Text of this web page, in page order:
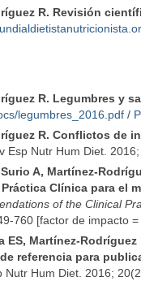
R. Revisión
R. Legumbres y
legumbres_2016.pdf /
R. Conflictos de
Esp Nutr Hum Diet.
A, Martínez-
Clínica para el
of the Clinical
760 [factor de impacto =
ES, Martínez-
referencia para
Nutr Hum Diet. 2016;